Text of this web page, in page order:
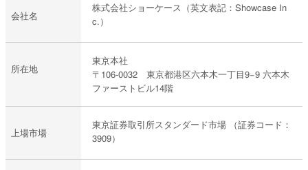
会社名
株式会社ショーケース（英文表記：Showcase In
c.）
所在地
東京本社
〒106-0032 東京都港区六本木一丁目9−9 六本木
ファーストビル14階
上場市場
東京証券取引所スタンダード市場 （証券コード：
3909）